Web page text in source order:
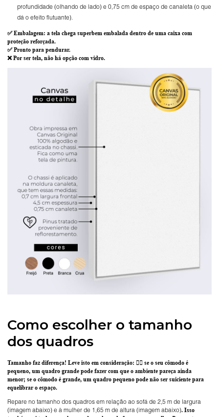
profundidade (olhando de lado) e 0,75 cm de espaço de canaleta (o que
dá o efeito flutuante).
✅Embalagem: a tela chega superbem embalada dentro de uma caixa com
proteção reforçada.
✅Pronto para pendurar.
❌ Por ser tela, não há opção com vidro.
Como escolher o tamanho
dos quadros
Tamanho faz diferença! Leve isto em consideração: 👉🏽 se o seu cômodo é
pequeno, um quadro grande pode fazer com que o ambiente pareça ainda
menor; se o cômodo é grande, um quadro pequeno pode não ser suiciente para
equelibrar o espaço.
Repare no tamanho dos quadros em relação ao sofá de 2,5 m de largura
(imagem abaixo) e à mulher de 1,65 m de altura (imagem abaixo). Isso